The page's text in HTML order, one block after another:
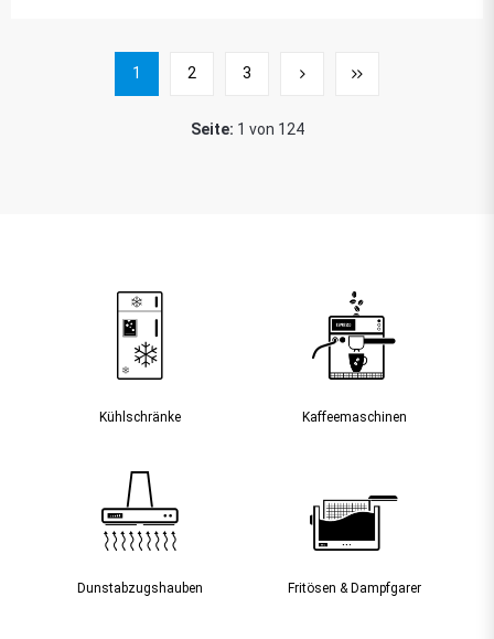
1 2 3
Seite: 1 von 124
Kühlschränke Kaffee­maschinen
Dunst­abzugs­hauben Fritösen & Dampfgarer